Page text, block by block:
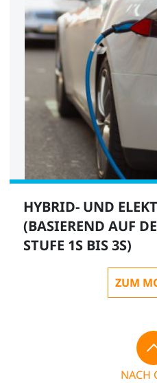
HYBRID- UND
(BASIEREND AUF
STUFE 1S BIS 3S)
ZUM
NACH